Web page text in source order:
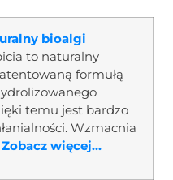
bioalgi
to naturalny
formułą
temu jest bardzo
Wzmacnia
Zobacz więcej...